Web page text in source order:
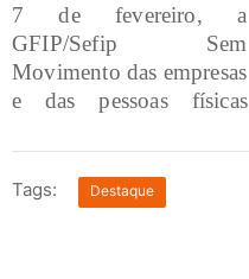
7 de fevereiro, a
GFIP/Sefip Sem
Movimento das empresas
e das pessoas físicas
ocorrer no mês seguinte
em que houver alguma
Tags: Destaque